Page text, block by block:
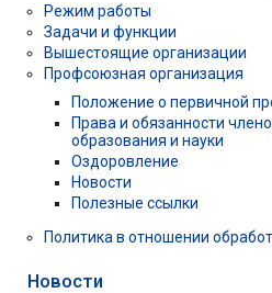
Режим работы
Задачи и функции
Вышестоящие организации
Профсоюзная организация
Положение о первичной
Права и обязанности
образования и науки
Оздоровление
Новости
Полезные ссылки
Политика в отношении
Новости